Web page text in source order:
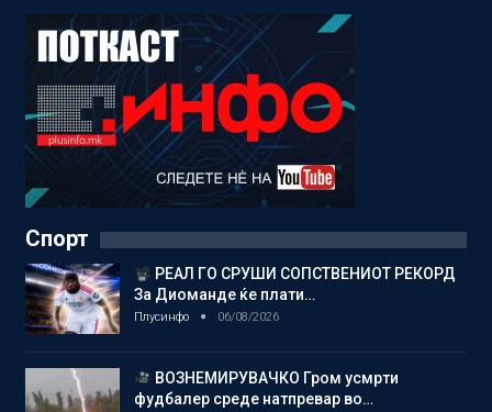
Спорт
РЕАЛ ГО СРУШИ СОПСТВЕНИОТ РЕКОРД
За Диоманде ќе плати…
Плусинфо 06/08/2026
ВОЗНЕМИРУВАЧКО Гром усмрти
фудбалер среде натпревар во…